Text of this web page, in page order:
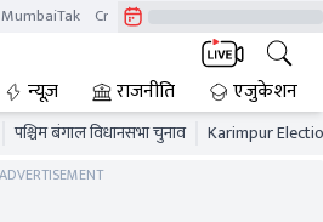
MumbaiTak CrimeTak
न्यूज़ राजनीति एजुकेशन
पश्चिम बंगाल विधानसभा चुनाव Karimpur
ADVERTISEMENT